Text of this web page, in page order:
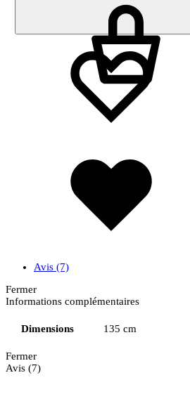
Avis (7)
Fermer
Informations complémentaires
Dimensions 135 cm
Fermer
Avis (7)